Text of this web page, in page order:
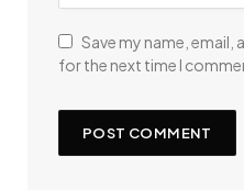
Save my name, email,
for the next time I